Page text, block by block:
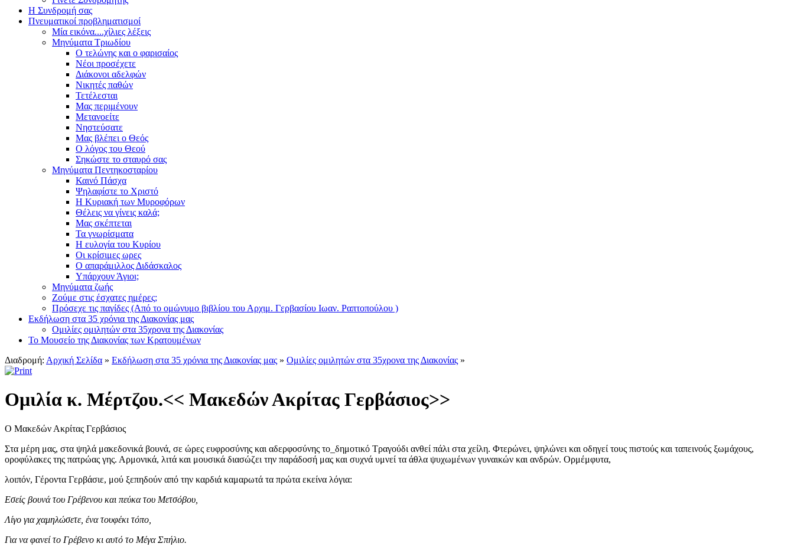
Η Συνδρομή σας
Πνευματικοί προβληματισμοί
Μία εικόνα....χίλιες λέξεις
Μηνύματα Τριωδίου
Ο τελώνης και ο φαρισαίος
Νέοι προσέχετε
Διάκονοι αδελφών
Νικητές παθών
Τετέλεσται
Μας περιμένουν
Μετανοείτε
Νηστεύσατε
Μας βλέπει ο Θεός
Ο λόγος του Θεού
Σηκώστε το σταυρό σας
Μηνύματα Πεντηκοσταρίου
Καινό Πάσχα
Ψηλαφίστε το Χριστό
Η Κυριακή των Μυροφόρων
Θέλεις να γίνεις καλά;
Μας σκέπτεται
Τα γνωρίσματα
Η ευλογία του Κυρίου
Οι κρίσιμες ωρες
Ο απαράμιλλος Διδάσκαλος
Υπάρχουν Άγιοι;
Μηνύματα ζωής
Ζούμε στις έσχατες ημέρες;
Πρόσεχε τις παγίδες (Από το ομώνυμο βιβλίου του Αρχιμ. Γερβασίου Ιωαν. Ραπτοπούλου )
Εκδήλωση στα 35 χρόνια της Διακονίας μας
Ομιλίες ομιλητών στα 35χρονα της Διακονίας
Το Μουσείο της Διακονίας των Κρατουμένων
Διαδρομή: Αρχική Σελίδα » Εκδήλωση στα 35 χρόνια της Διακονίας μας » Ομιλίες ομιλητών στα 35χρονα της Διακονίας »
Ομιλία κ. Μέρτζου.<< Μακεδών Ακρίτας Γερβάσιος>>
Ο Μακεδών Ακρίτας Γερβάσιος
Στα μέρη μας, στα ψηλά μακεδονικά βουνά, σε ώρες ευφροσύνης και αδερφοσύνης το_δημοτικό Τραγούδι ανθεί πάλι στα χείλη. Φτερώνει, ψηλώνει και οδηγεί τους πιστούς και ταπεινούς ξωμάχους,
οροφύλακες της πατρώας γης. Αρμονικά, λιτά και μουσικά διασώζει την παράδοσή μας και συχνά υμνεί τα άθλα ψυχωμένων γυναικών και ανδρών. Ορμέμφυτα,
λοιπόν, Γέροντα Γερβάσιε, μού ξεπηδούν από την καρδιά καμαρωτά τα πρώτα εκείνα λόγια:
Εσείς βουνά του Γρέβενου και πεύκα του Μετσόβου,
Λίγο για χαμηλώσετε, ένα τουφέκι τόπο,
Για να φανεί το Γρέβενο κι αυτό το Μέγα Σπήλιο.